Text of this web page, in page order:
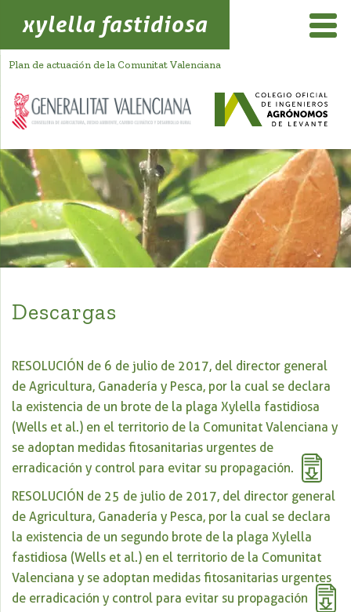
xylella fastidiosa
Plan de actuación de la Comunitat Valenciana
Descargas
RESOLUCIÓN de 6 de julio de 2017, del director general
de Agricultura, Ganadería y Pesca, por la cual se declara
la existencia de un brote de la plaga Xylella fastidiosa
(Wells et al.) en el territorio de la Comunitat Valenciana y
se adoptan medidas fitosanitarias urgentes de
erradicación y control para evitar su propagación.
RESOLUCIÓN de 25 de julio de 2017, del director general
de Agricultura, Ganadería y Pesca, por la cual se declara
la existencia de un segundo brote de la plaga Xylella
fastidiosa (Wells et al.) en el territorio de la Comunitat
Valenciana y se adoptan medidas fitosanitarias urgentes
de erradicación y control para evitar su propagación